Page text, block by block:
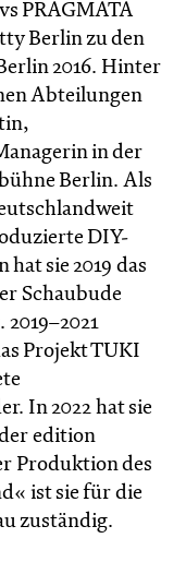
PRAGMATA
Berlin zu den
2016. Hinter
Abteilungen
in der
Berlin. Als
DIY-
sie 2019 das
Schaubude
Projekt TUKI
In 2022 hat sie
edition
Produktion des
ist sie für die
zuständig.